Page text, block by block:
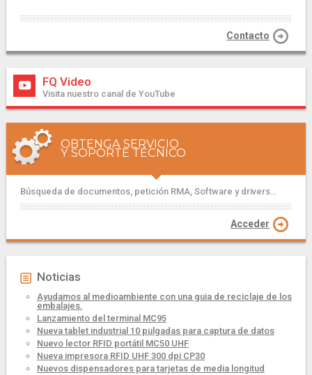
Contacto
FQ Video
Visita nuestro canal de YouTube
OBTENGA SERVICIO
Y SOPORTE TÉCNICO
Búsqueda de documentos, petición RMA, Software y drivers...
Acceder
Noticias
Ayudamos al medioambiente con una guia de reciclaje de los
embalajes.
Lanzamiento del terminal MC95
Nueva tablet industrial 10 pulgadas para captura de datos
Nuevo lector RFID portátil MC50 UHF
Nueva impresora RFID UHF 300 dpi CP30
Nuevos dispensadores para tarjetas de media longitud